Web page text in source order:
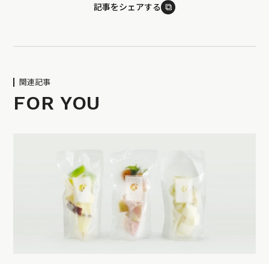
記事をシェアする ⧉
関連記事
FOR YOU